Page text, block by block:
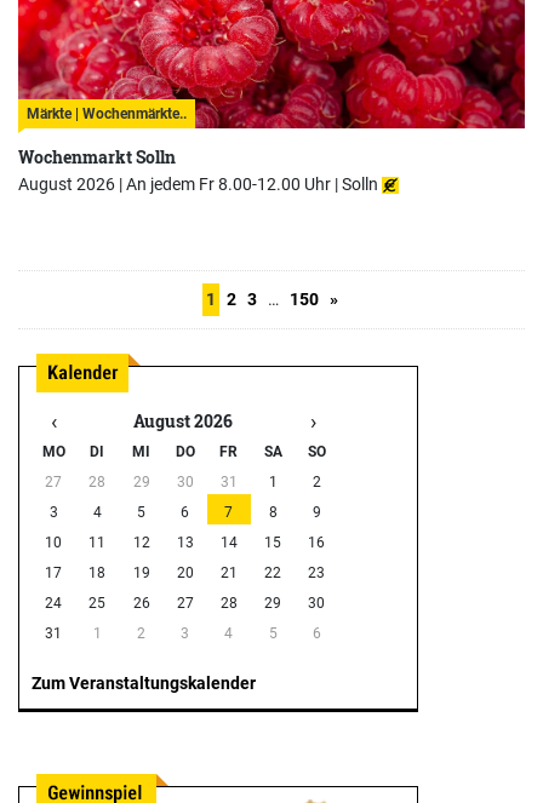
Märkte | Wochenmärkte..
Wochenmarkt Solln
August 2026 | An jedem Fr 8.00-12.00 Uhr |Solln
1 2 3 … 150 »
‹ August 2026 ›
MO DI MI DO FR SA
SO
27
28 29 30 31 1
2
3
4 5 6 7 8
9
10
11 12 13 14 15
16
17
18 19 20 21 22
23
24
25 26 27 28 29
30
31
1 2 3 4 5 6
Zum Veranstaltungskalender